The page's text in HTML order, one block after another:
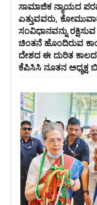
ಸಾಮಾಜಿಕ ನ್ಯಾಯದ
ಎತ್ತುವವರು,
ಸಂವಿಧಾನವನ್ನು
ಚಿಂತನೆ ಹೊಂದಿರುವ
ದೇಶದ ಈ ದುರಿತ
ಕೆಪಿಸಿಸಿ ನೂತನ ಅಧ್ಯಕ್ಷ